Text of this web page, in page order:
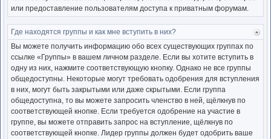
или предоставление пользователям доступа к приватным форумам.
Где находятся группы и как мне вступить в них?
Вы можете получить информацию обо всех существующих группах по
ссылке «Группы» в вашем личном разделе. Если вы хотите вступить в
одну из них, нажмите соответствующую кнопку. Однако не все группы
общедоступны. Некоторые могут требовать одобрения для вступления
в них, могут быть закрытыми или даже скрытыми. Если группа
общедоступна, то вы можете запросить членство в ней, щёлкнув по
соответствующей кнопке. Если требуется одобрение на участие в
группе, вы можете отправить запрос на вступление, щёлкнув по
соответствующей кнопке. Лидер группы должен будет одобрить ваше